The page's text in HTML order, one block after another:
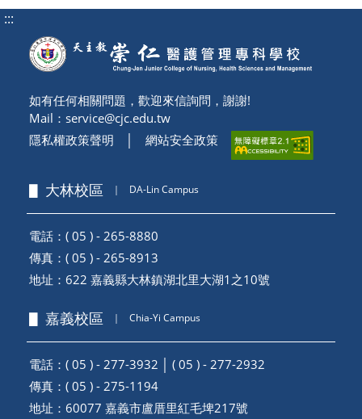
:::
如有任何相關問題，歡迎來信詢問，謝謝!
Mail： service@cjc.edu.tw
隱私權政策聲明
網站安全政策
▋ 大林校區 ｜ DA-Lin Campus
電話：( 05 ) - 265-8880
傳真：( 05 ) - 265-8913
地址： 622 嘉義縣大林鎮湖北里大湖1之10號
▋ 嘉義校區 ｜ Chia-Yi Campus
電話：( 05 ) - 277-3932 │ ( 05 ) - 277-2932
傳真：( 05 ) - 275-1194
地址： 60077 嘉義市盧厝里紅毛埤217號